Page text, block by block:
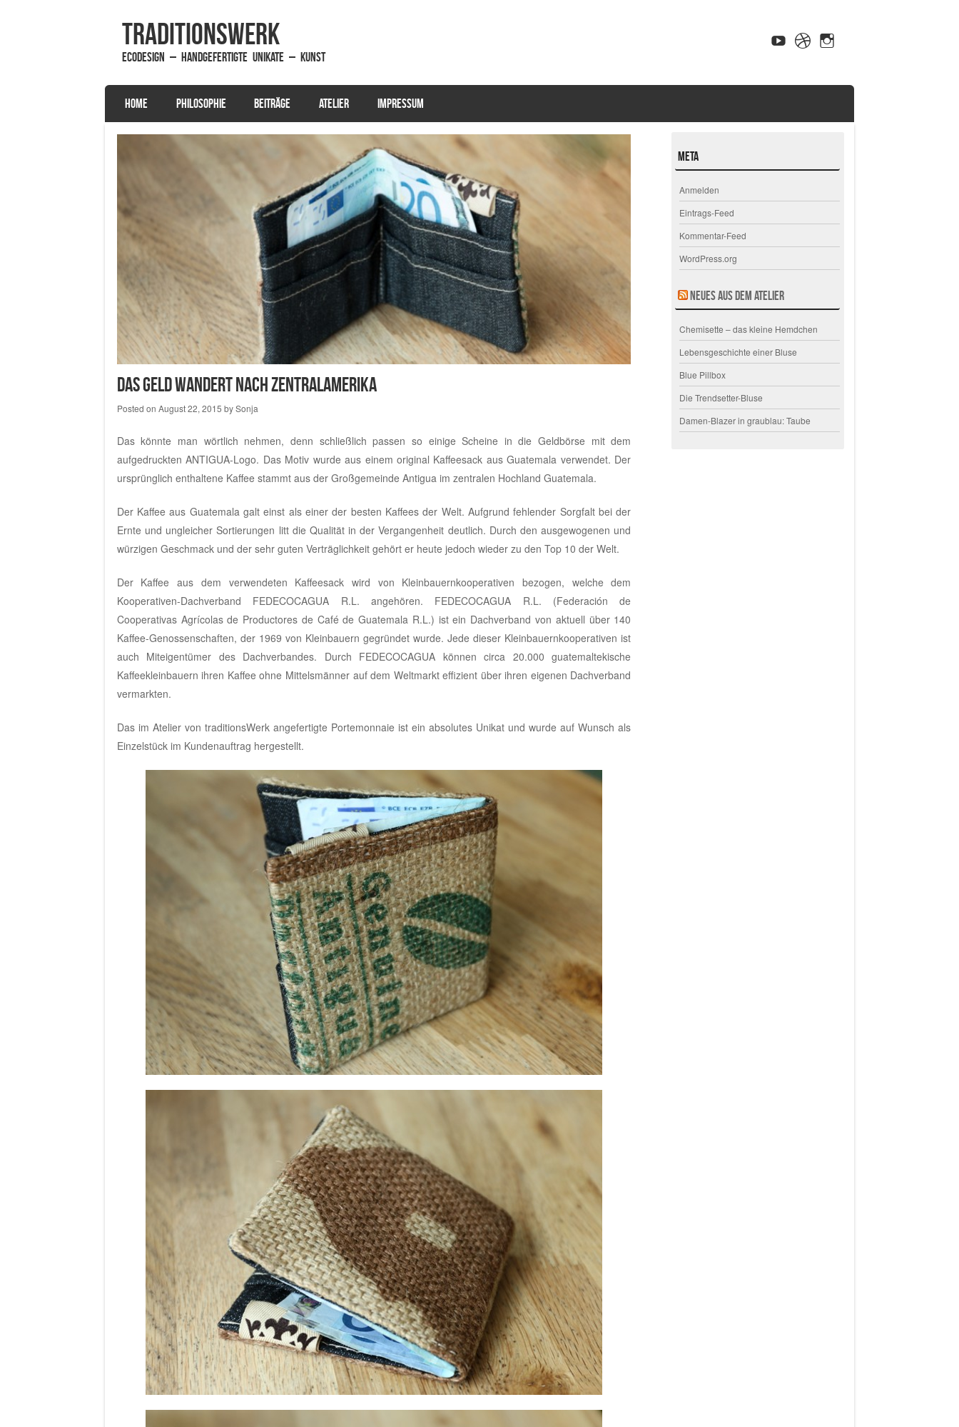
traditionsWerk
EcoDesign – handgefertigte Unikate – Kunst
Menu
SKIP TO CONTENT
HOME PHILOSOPHIE BEITRÄGE ATELIER IMPRESSUM
Das Geld wandert nach Zentralamerika
Posted on August 22, 2015 bySonja
Das könnte man wörtlich nehmen, denn schließlich passen so einige Scheine in die Geldbörse mit dem
aufgedruckten ANTIGUA-Logo. Das Motiv wurde aus einem original Kaffeesack aus Guatemala verwendet. Der
ursprünglich enthaltene Kaffee stammt aus der Großgemeinde Antigua im zentralen Hochland Guatemala.
Der Kaffee aus Guatemala galt einst als einer der besten Kaffees der Welt. Aufgrund fehlender Sorgfalt bei der
Ernte und ungleicher Sortierungen litt die Qualität in der Vergangenheit deutlich. Durch den ausgewogenen und
würzigen Geschmack und der sehr guten Verträglichkeit gehört er heute jedoch wieder zu den Top 10 der Welt.
Der Kaffee aus dem verwendeten Kaffeesack wird von Kleinbauernkooperativen bezogen, welche dem
Kooperativen-Dachverband FEDECOCAGUA R.L. angehören. FEDECOCAGUA R.L. (Federación de
Cooperativas Agrícolas de Productores de Café de Guatemala R.L.) ist ein Dachverband von aktuell über 140
Kaffee-Genossenschaften, der 1969 von Kleinbauern gegründet wurde. Jede dieser Kleinbauernkooperativen ist
auch Miteigentümer des Dachverbandes. Durch FEDECOCAGUA können circa 20.000 guatemaltekische
Kaffeekleinbauern ihren Kaffee ohne Mittelsmänner auf dem Weltmarkt effizient über ihren eigenen Dachverband
vermarkten.
Das im Atelier von traditionsWerkangefertigte Portemonnaie ist ein absolutes Unikat und wurde auf Wunsch als
Einzelstück im Kundenauftrag hergestellt.
Meta
Anmelden
Eintrags-Feed
Kommentar-Feed
WordPress.org
Neues aus dem Atelier
Chemisette – das kleine Hemdchen
Lebensgeschichte einer Bluse
Blue Pillbox
Die Trendsetter-Bluse
Damen-Blazer in graublau: Taube